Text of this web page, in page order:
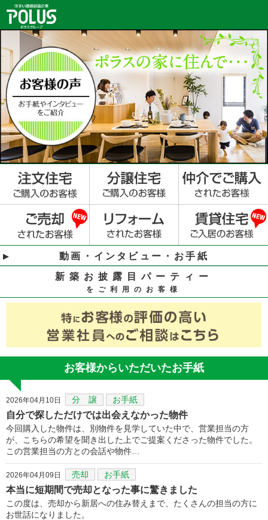
動画・インタビュー・お手紙
新築お披露目パーティー
をご利用のお客様
お客様からいただいたお手紙
2026年04月10日 分 譲 お手紙
自分で探しただけでは出会えなかった物件
今回購入した物件は、別物件を見学していた中で、営業担当の方
が、こちらの希望を聞き出した上でご提案くださった物件でした。
この営業担当の方との会話や物件…
2026年04月09日 売却 お手紙
本当に短期間で売却となった事に驚きました
この度は、売却から新居への住み替えまで、たくさんの担当の方に
お世話になりました。